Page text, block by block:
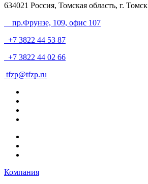
634021 Россия, Томская область, г. Томск
пр.Фрунзе, 109, офис 107
+7 3822 44 53 87
+7 3822 44 02 66
tfzp@tfzp.ru
Компания